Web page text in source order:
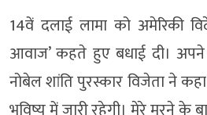
14वें दलाई लामा को अमेरिकी
आवाज’ कहते हुए बधाई दी।
नोबेल शांति पुरस्कार विजेता ने कहा